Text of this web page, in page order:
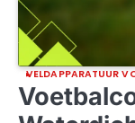
VELDAPPARATUUR